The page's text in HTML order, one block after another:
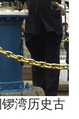
湾历史古